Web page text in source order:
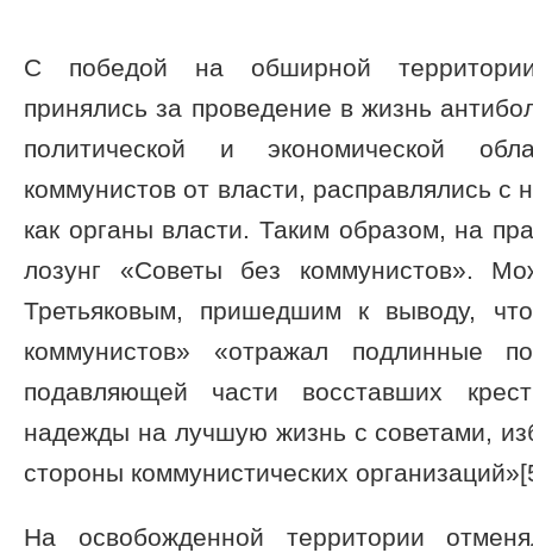
С победой на обширной
принялись за проведение в жизнь
политической и экономической
коммунистов от власти, расправлялись с
как органы власти. Таким образом, на
лозунг «Советы без коммунистов».
Третьяковым, пришедшим к выводу,
коммунистов» «отражал подлинные
подавляющей части восставших
надежды на лучшую жизнь с советами,
стороны коммунистических
На освобожденной территории